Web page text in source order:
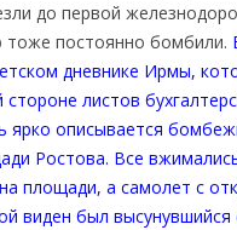
до первой
тоже постоянно бомбили.
дневнике Ирмы,
листов
ярко описывается
Ростова. Все
площади, а самолет с
виден был высунувшийся